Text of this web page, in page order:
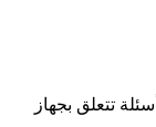
تتعلق بجهاز